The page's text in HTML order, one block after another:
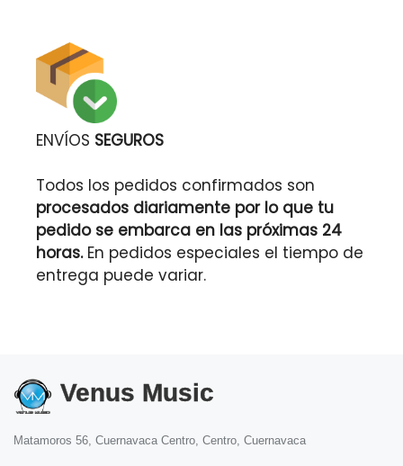
ENVÍOS SEGUROS
Todos los pedidos confirmados son
procesados diariamente por lo que tu
pedido se embarca en las próximas 24
horas.En pedidos especiales el tiempo de
entrega puede variar.
Venus Music
Matamoros 56, Cuernavaca Centro, Centro, Cuernavaca